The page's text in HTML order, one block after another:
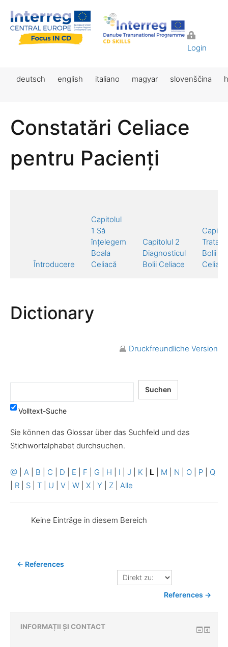
Login
deutsch english italiano magyar slovenščina
Constatări Celiace
pentru Pacienți
Întroducere
Capitolul
1 Să
înțelegem
Boala
Celiacă
Capitolul 2
Diagnosticul
Bolii Celiace
Bolii
Celiace
Dictionary
Druckfreundliche Version
Volltext-Suche
Sie können das Glossar über das Suchfeld und das
Stichwortalphabet durchsuchen.
@ A B C D E F G H I J K L M N O P
Q
R S T U V W X Y Z Alle
Keine Einträge in diesem Bereich
← References
Direkt
zu:
References →
INFORMAȚII ȘI CONTACT